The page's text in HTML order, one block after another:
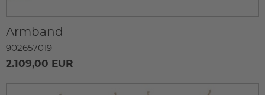
Armband
902657019
2.109,00 EUR